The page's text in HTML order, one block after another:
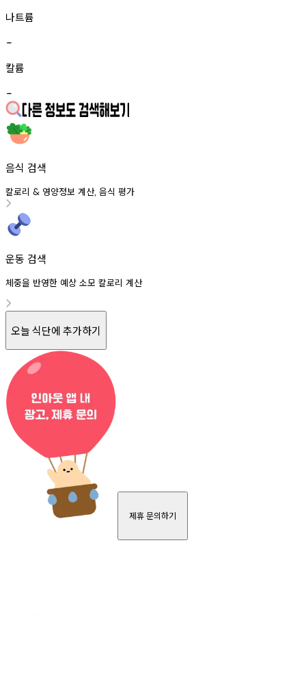
나트륨
-
칼륨
-
음식 검색
칼로리 & 영양정보 계산, 음식 평가
운동 검색
체중을 반영한 예상 소모 칼로리 계산
오늘 식단에 추가하기
제휴 문의하기